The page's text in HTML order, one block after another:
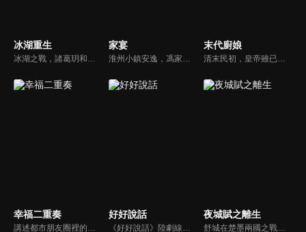
冰湖重生 家宴 末代廚娘
清末民初，皇帝雖已退位，但紫禁城內仍是君君臣臣的小朝廷。民女容兒陰差陽錯成為宮女後，與侍衞李琪結下淵源。容兒出於對廚藝的悟性頗受壽喜姑姑賞識，壽喜收容兒為徒授其廚技。太監孫立仁誣陷壽喜盜竊宮內珍寶，容兒不甘師傅冤死，與李琪並肩查案。
幸福二重奏
講述都市朋友圈裡的好女好男們，在生活與職場的人際關係中經受重重磨練，解鎖夫妻與朋友之間最自洽的相處之道，尋找幸福真諦的故事。
好好說話
《好好說話》陸劇線上看。節目主持人楊光，因為兒時心理陰影導致其無論在工作還是生活中，都拒絕與人真誠溝通。直到一檔火爆的新興節目取代了楊光的黃金檔時段。迫於壓力的他決定進行節目改版，從線上傾聽轉為線下調解，並瞄準能引起強烈社會熱度的糾紛事件進行調解，也使楊光第一次直面自身問題...
夜城賦之離生
舒城在楚墨兩國之戰中落敗，並成為了墨國五皇女莫茴的魂器。失去自我意識的舒城跟隨姐姐莫茹回到墨國，面對失而復得的妹妹，莫茹欣喜又憂慮。為了保護親人和國家她棄醫從戎，甚至為了保護莫茴不惜被砍掉一條手臂，然而這一切都阻擋不了局勢的動盪不安...